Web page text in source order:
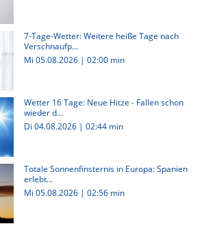
7-Tage-Wetter: Weitere heiße Tage nach
Verschnaufp...
Mi 05.08.2026 | 02:00 min
Wetter 16 Tage: Neue Hitze - Fallen schon
wieder d...
Di 04.08.2026 | 02:44 min
Totale Sonnenfinsternis in Europa: Spanien
erlebt...
Mi 05.08.2026 | 02:56 min